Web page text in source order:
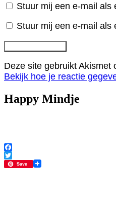
Stuur mij een e-mail als
Stuur mij een e-mail als
Deze site gebruikt Akismet
Bekijk hoe je reactie
Happy Mindje
Facebook
Twitter
Save